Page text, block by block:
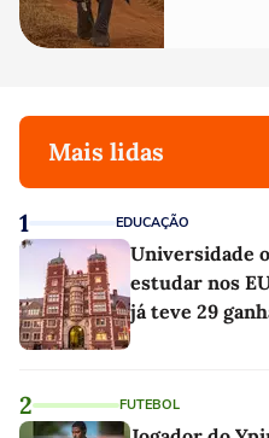
Mais lidas
1 EDUCAÇÃO
Universidade
estudar nos
já teve 29
2 FUTEBOL